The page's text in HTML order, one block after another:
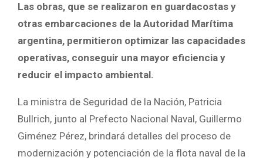
Las obras, que se realizaron en guardacostas y
otras embarcaciones de la Autoridad Marítima
argentina, permitieron optimizar las capacidades
operativas, conseguir una mayor eficiencia y
reducir el impacto ambiental.
La ministra de Seguridad de la Nación, Patricia
Bullrich, junto al Prefecto Nacional Naval, Guillermo
Giménez Pérez, brindará detalles del proceso de
modernización y potenciación de la flota naval de la